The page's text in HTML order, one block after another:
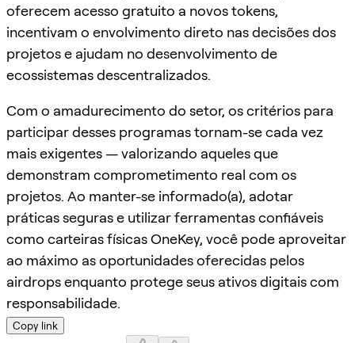
oferecem acesso gratuito a novos tokens,
incentivam o envolvimento direto nas decisões dos
projetos e ajudam no desenvolvimento de
ecossistemas descentralizados.
Com o amadurecimento do setor, os critérios para
participar desses programas tornam-se cada vez
mais exigentes — valorizando aqueles que
demonstram comprometimento real com os
projetos. Ao manter-se informado(a), adotar
práticas seguras e utilizar ferramentas confiáveis
como carteiras físicas OneKey, você pode aproveitar
ao máximo as oportunidades oferecidas pelos
airdrops enquanto protege seus ativos digitais com
responsabilidade.
Copy link